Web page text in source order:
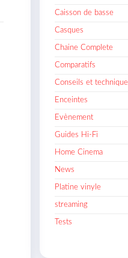
Caisson de basse
Casques
Chaine Complete
Comparatifs
Conseils et technique
Enceintes
Evènement
Guides Hi-Fi
Home Cinema
News
Platine vinyle
streaming
Tests